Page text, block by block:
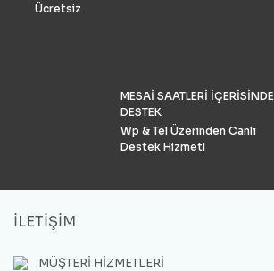
Ücretsiz
MESAİ SAATLERİ İÇERİSİNDE
DESTEK
Wp & Tel Üzerinden Canlı
Destek Hizmeti
İLETİŞİM
MÜŞTERİ HİZMETLERİ